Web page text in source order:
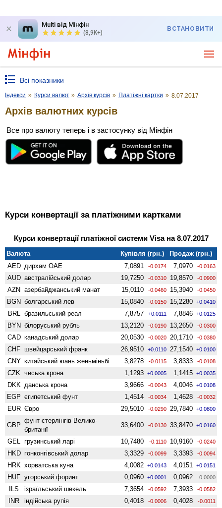
Multi від Мінфін
(8,9K+)
ВСТАНОВИТИ
Всі показники
Індекси » Курси валют » Архів курсів » Платіжні картки » 8.07.2017
Архів валютних курсів
Все про валюту теперь і в застосунку від Мінфін
Курси конвертації за платіжними картками
Курси конвертації платіжної системи Visa на 8.07.2017
Валюта Купівля (грн.)
Продаж (грн.)
AED дирхам ОАЕ 7,0891 -0.0174 7,0970 -0.0163
AUD австралійський долар 19,7250 -0.0310 19,8570 -0.0900
AZN азербайджанський манат 15,0110 -0.0460 15,3940 -0.0450
BGN болгарський лев 15,0840 -0.0150 15,2280 +0.0410
BRL бразильський реал 7,8757 +0.0111 7,8846 +0.0125
BYN білоруський рубль 13,2120 -0.0190 13,2650 -0.0300
CAD канадський долар 20,0530 -0.0020 20,1710 -0.0380
CHF швейцарський франк 26,9510 +0.0110 27,1540 +0.0100
CNY китайський юань женьмiньбi 3,8278 -0.0115 3,8333 -0.0108
CZK чеська крона 1,1293 +0.0005 1,1415 +0.0035
DKK данська крона 3,9666 -0.0043 4,0046 +0.0108
EGP єгипетський фунт 1,4514 -0.0034 1,4628 -0.0032
EUR Євро 29,5010 -0.0290 29,7840 +0.0800
GBP
фунт стерлінгів Велико­
британії
33,6400 -0.0130 33,8470 +0.0160
GEL грузинський ларі 10,7480 -0.1110 10,9160 -0.0240
HKD гонконгівський долар 3,3329 -0.0099 3,3393 -0.0094
HRK хорватська куна 4,0082 +0.0143 4,0151 +0.0151
HUF угорський форинт 0,0960 +0.0001 0,0962 0.0000
ILS ізраїльський шекель 7,3654 -0.0592 7,3933 -0.0582
INR індійська рупія 0,4018 -0.0006 0,4028 -0.0011